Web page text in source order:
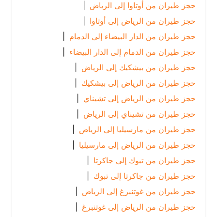
حجز طيران من أوتاوا إلى الرياض
|
حجز طيران من الرياض إلى أوتاوا |
حجز طيران من الدار البيضاء إلى الدمام
|
حجز طيران من الدمام إلى الدار البيضاء |
حجز طيران من بيشكيك إلى الرياض
|
حجز طيران من الرياض إلى بيشكيك |
حجز طيران من الرياض إلى تشيناي |
حجز طيران من تشيناي إلى الرياض
|
حجز طيران من مارسيليا إلى الرياض
|
حجز طيران من الرياض إلى مارسيليا |
حجز طيران من تبوك إلى جاكرتا
|
حجز طيران من جاكرتا إلى تبوك
|
حجز طيران من غوتنبرغ إلى الرياض
|
حجز طيران من الرياض إلى غوتنبرغ |